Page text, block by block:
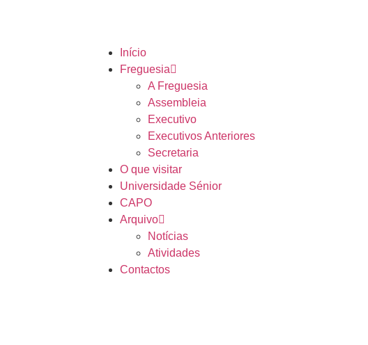
Início
Freguesia
A Freguesia
Assembleia
Executivo
Executivos Anteriores
Secretaria
O que visitar
Universidade Sénior
CAPO
Arquivo
Notícias
Atividades
Contactos